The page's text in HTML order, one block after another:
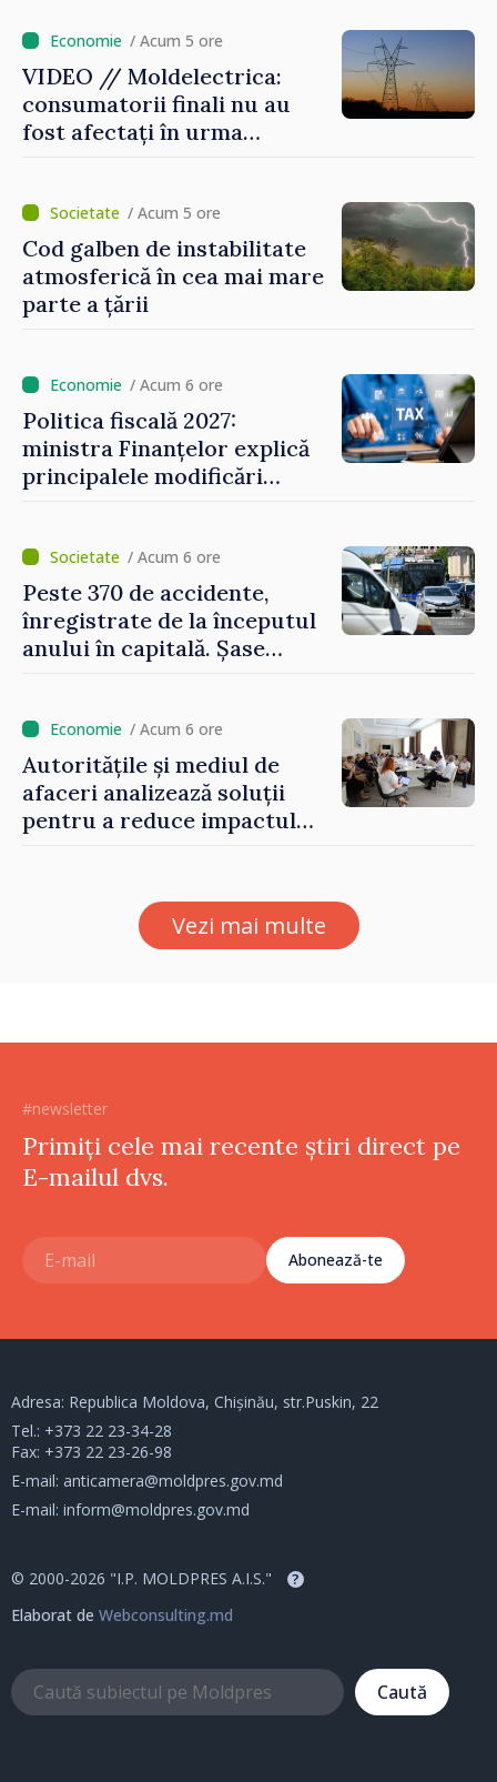
/ Acum 5 ore
VIDEO // Moldelectrica:
consumatorii finali nu au
fost afectați în urma
reparație vor fi efectuate în
regim prioritar
/ Acum 5 ore
Cod galben de instabilitate
atmosferică în cea mai mare
parte a țării
/ Acum 6 ore
Politica fiscală 2027:
ministra Finanțelor explică
principalele modificări
locale și rutiere
/ Acum 6 ore
Peste 370 de accidente,
înregistrate de la începutul
anului în capitală. Șase
/ Acum 6 ore
Autoritățile și mediul de
afaceri analizează soluții
pentru a reduce impactul
Vezi mai multe
#newsletter
Primiți cele mai recente știri direct pe
E-mailul dvs.
Abonează-te
Adresa: Republica Moldova, Chișinău, str.Puskin, 22
Tel.: +373 22 23-34-28
Fax: +373 22 23-26-98
E-mail: anticamera@moldpres.gov.md
E-mail: inform@moldpres.gov.md
© 2000-2026 "I.P. MOLDPRES A.I.S." ?
Elaborat de Webconsulting.md
Caută